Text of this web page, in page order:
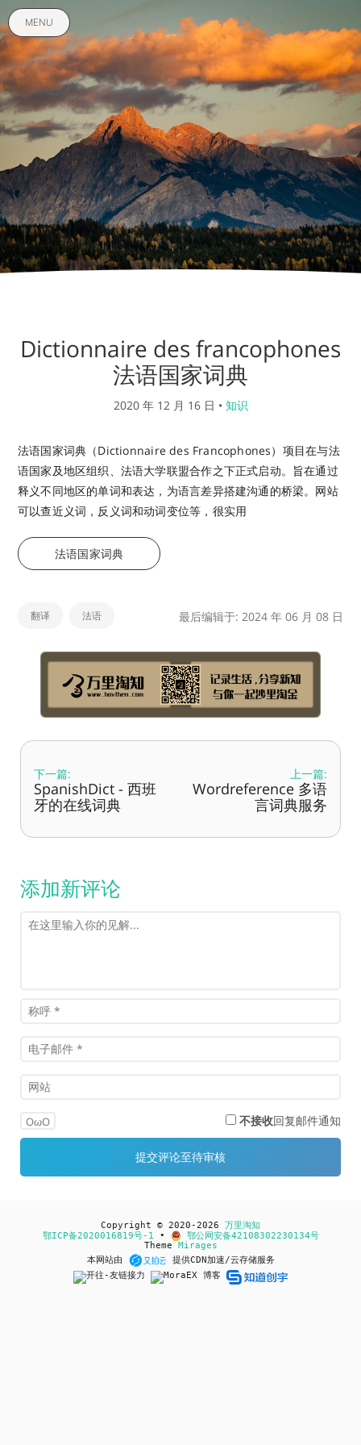
MENU
Dictionnaire des francophones
法语国家词典
2020 年 12 月 16 日 • 知识
法语国家词典（Dictionnaire des Francophones）项目在与法
语国家及地区组织、法语大学联盟合作之下正式启动。旨在通过
释义不同地区的单词和表达，为语言差异搭建沟通的桥梁。网站
可以查近义词，反义词和动词变位等，很实用
法语国家词典
翻译 法语 最后编辑于: 2024 年 06 月 08 日
下一篇:
SpanishDict - 西班
牙的在线词典
上一篇:
Wordreference 多语
言词典服务
添加新评论
OωO 不接收回复邮件通知
Copyright © 2020-2026 万里淘知
鄂ICP备2020016819号-1 •
鄂公网安备42108302230134号
Theme Mirages
本网站由
提供CDN加速/云存储服务